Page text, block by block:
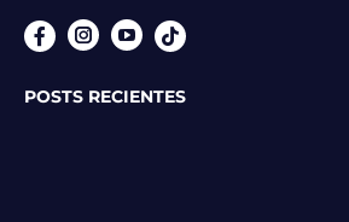
InstagramYouTube
POSTS RECIENTES